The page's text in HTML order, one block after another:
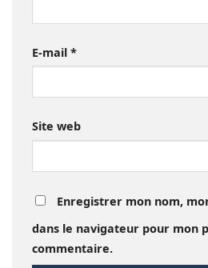
E-mail *
Site web
Enregistrer mon nom,
dans le navigateur pour mon
commentaire.